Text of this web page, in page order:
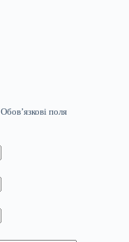
Обов’язкові поля